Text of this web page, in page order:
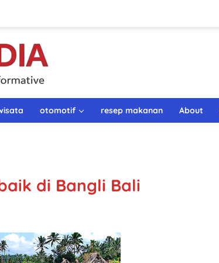
otomotif resep makanan About
di Bangli Bali